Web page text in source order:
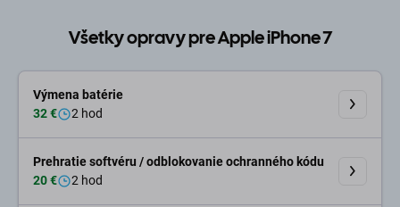
Všetky opravy pre Apple iPhone 7
Výmena batérie
32 €
2 hod
Prehratie softvéru / odblokovanie ochranného kódu
20 €
2 hod